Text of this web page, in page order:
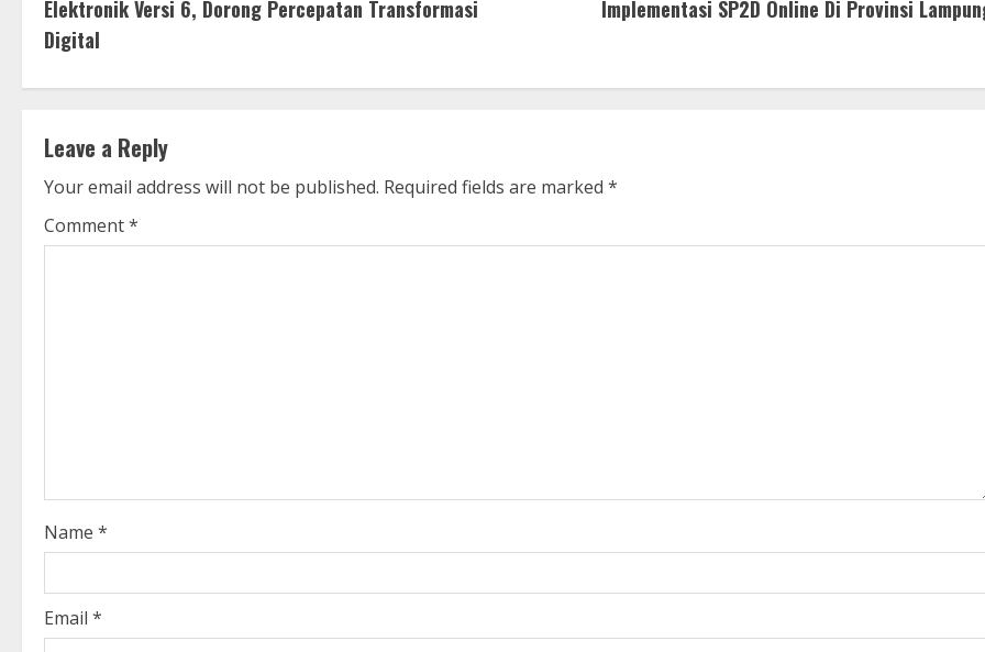
n
t
i
n
u
i
n
g
Elektronik Versi 6, Dorong Percepatan Transformasi
Digital
Implementasi SP2D Online Di Provinsi
Leave a Reply
Your email address will not be published. Required fields are marked *
Comment*
Name *
Email *